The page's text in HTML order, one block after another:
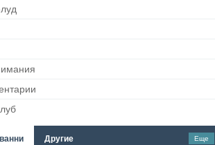
Другие Еще